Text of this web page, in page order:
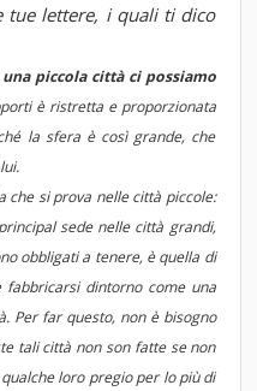
tue lettere, i quali ti dico
piccola città ci possiamo
è ristretta e proporzionata
la sfera è così grande, che
si prova nelle città piccole:
sede nelle città grandi,
obbligati a tenere, è quella di
dintorno come una
Per far questo, non è bisogno
tali città non son fatte se non
loro pregio per lo più di